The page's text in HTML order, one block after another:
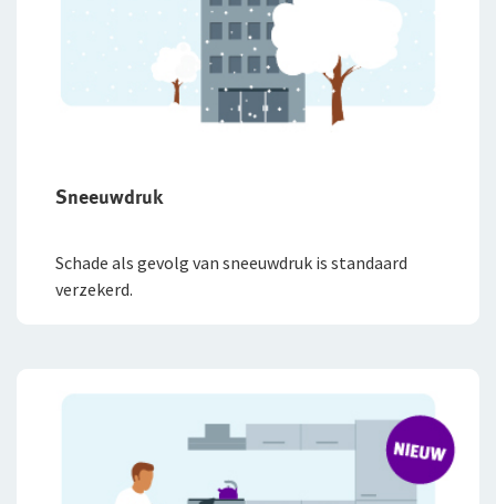
Sneeuwdruk
Schade als gevolg van sneeuwdruk is standaard
verzekerd.